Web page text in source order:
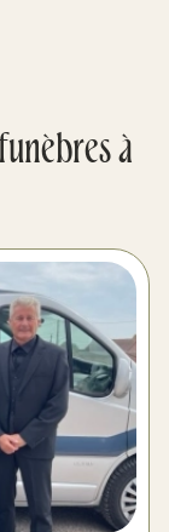
à